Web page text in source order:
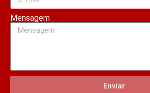
Mensagem
Enviar